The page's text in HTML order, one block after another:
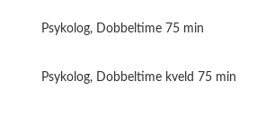
Psykolog, Dobbeltime 75 min
Psykolog, Dobbeltime kveld 75 min